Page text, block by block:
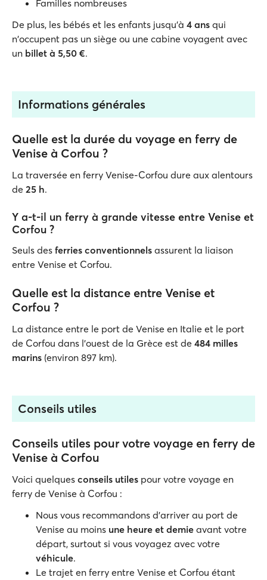
Familles nombreuses
De plus, les bébés et les enfants jusqu'à 4 ans qui
n'occupent pas un siège ou une cabine voyagent avec
un billet à 5,50 €.
Informations générales
Quelle est la durée du voyage en ferry de
Venise à Corfou ?
La traversée en ferry Venise-Corfou dure aux alentours
de 25 h.
Y a-t-il un ferry à grande vitesse entre Venise et
Corfou ?
Seuls des ferries conventionnels assurent la liaison
entre Venise et Corfou.
Quelle est la distance entre Venise et
Corfou ?
La distance entre le port de Venise en Italie et le port
de Corfou dans l’ouest de la Grèce est de 484 milles
marins (environ 897 km).
Conseils utiles
Conseils utiles pour votre voyage en ferry de
Venise à Corfou
Voici quelques conseils utiles pour votre voyage en
ferry de Venise à Corfou :
Nous vous recommandons d'arriver au port de
Venise au moins une heure et demie avant votre
départ, surtout si vous voyagez avec votre
véhicule.
Le trajet en ferry entre Venise et Corfou étant